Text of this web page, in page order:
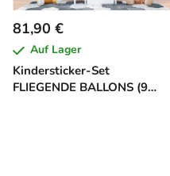
Kindersticker-Set
FLIEGENDE BALLONS (9
81,90 €
Auf Lager